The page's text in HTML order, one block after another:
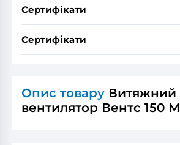
Сертифікати
Сертифікати
Опис товару Витяжний
вентилятор Вентс 150 М